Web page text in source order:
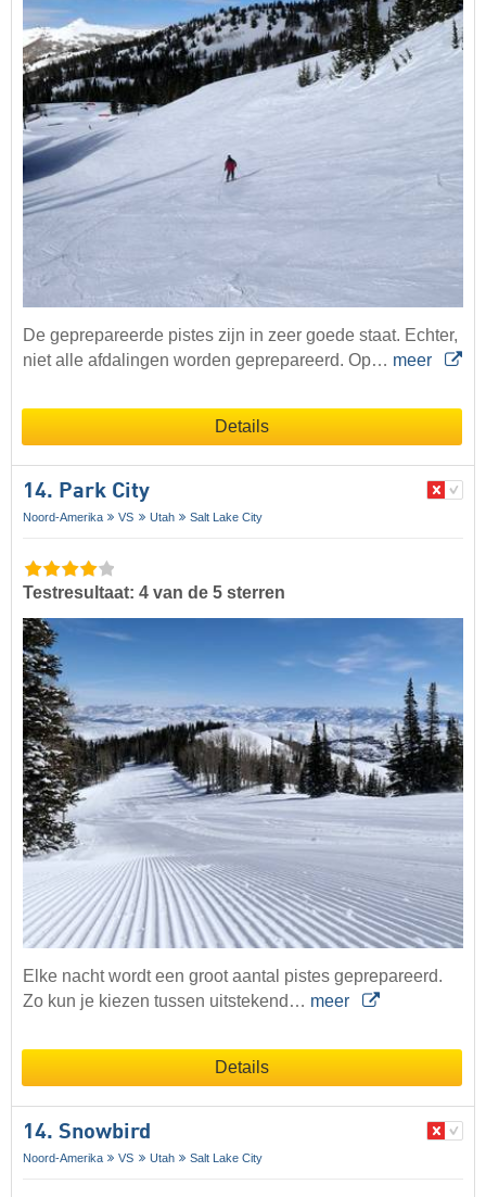
De geprepareerde pistes zijn in zeer goede staat. Echter,
niet alle afdalingen worden geprepareerd. Op… meer
Details
14. Park City
Noord-Amerika VS Utah Salt Lake City
Testresultaat: 4 van de 5 sterren
Elke nacht wordt een groot aantal pistes geprepareerd.
Zo kun je kiezen tussen uitstekend… meer
Details
14. Snowbird
Noord-Amerika VS Utah Salt Lake City